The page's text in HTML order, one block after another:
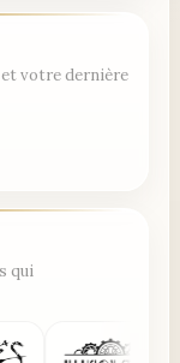
votre dernière
qui